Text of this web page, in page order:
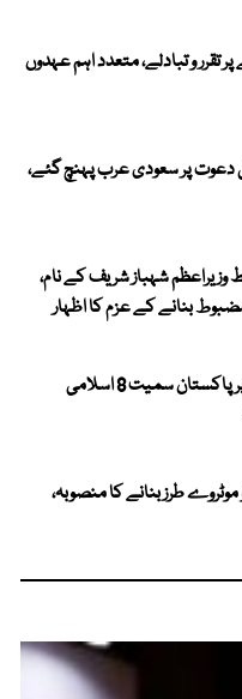
تقرر و تبادلے، متعدد اہم عہدوں
دعوت پر سعودی عرب پہنچ گئے،
شہباز شریف کے نام،
بنانے کے عزم کا اظہار
غزہ میں اسرائیلی کارروائیوں پر پاکستان سمیت 8 اسلامی
طرز بنانے کا منصوبہ،